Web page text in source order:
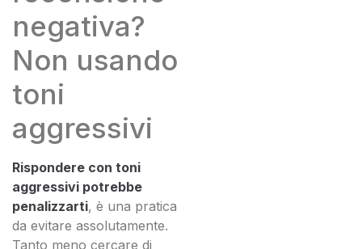
negativa?
Non usando
toni
aggressivi
Rispondere con toni
aggressivi potrebbe
penalizzarti, è una pratica
da evitare assolutamente.
Tanto meno cercare di